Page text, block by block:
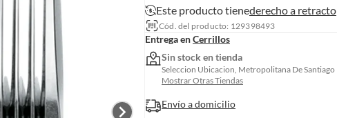
Este producto tienederecho a retracto
Cód. del producto: 129398493
Entrega enCerrillos
Sin stock en tienda
Seleccion Ubicacion, Metropolitana De Santiago
Mostrar Otras Tiendas
Envío a domicilio